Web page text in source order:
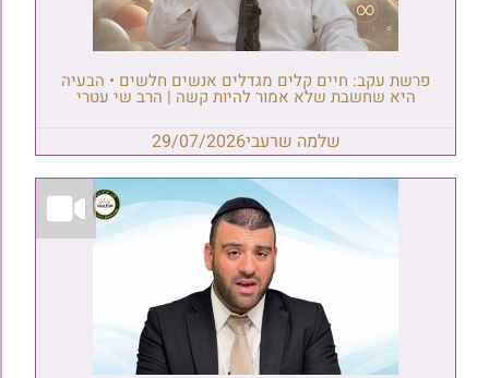
פרשת עקב: חיים קלים מגדלים אנשים חלשים • הבעיה
היא שחשבת שלא אמור להיות קשה | הרב שי עטרי
שלמה שרעבי29/07/2026